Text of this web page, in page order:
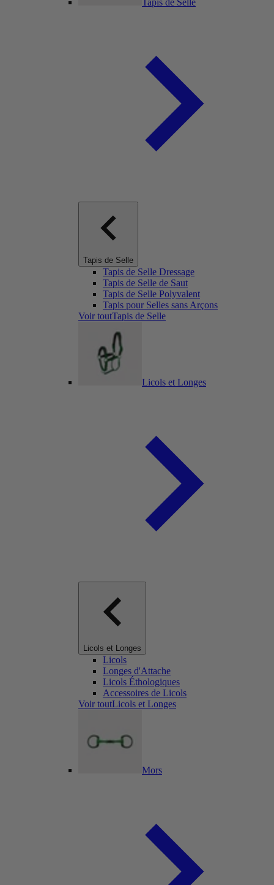
Tapis de Selle
Tapis de Selle Dressage
Tapis de Selle de Saut
Tapis de Selle Polyvalent
Tapis pour Selles sans Arçons
Voir toutTapis de Selle
Licols et Longes
Licols et Longes
Licols
Longes d'Attache
Licols Éthologiques
Accessoires de Licols
Voir toutLicols et Longes
Mors